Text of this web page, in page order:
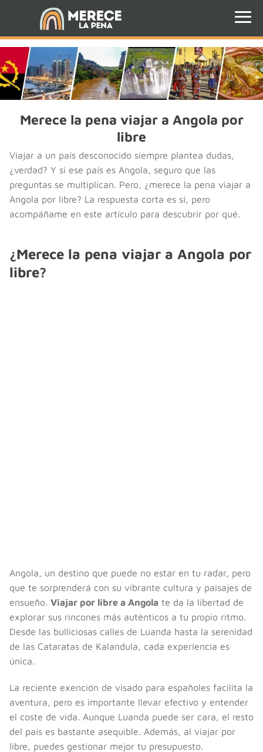
Merece la pena viajar a Angola por
libre
Viajar a un país desconocido siempre plantea dudas,
¿verdad? Y si ese país es Angola, seguro que las
preguntas se multiplican. Pero, ¿merece la pena viajar a
Angola por libre? La respuesta corta es sí, pero
acompáñame en este artículo para descubrir por qué.
¿Merece la pena viajar a Angola por
libre?
Angola, un destino que puede no estar en tu radar, pero
que te sorprenderá con su vibrante cultura y paisajes de
ensueño. Viajar por libre a Angola te da la libertad de
explorar sus rincones más auténticos a tu propio ritmo.
Desde las bulliciosas calles de Luanda hasta la serenidad
de las Cataratas de Kalandula, cada experiencia es
única.
La reciente exención de visado para españoles facilita la
aventura, pero es importante llevar efectivo y entender
el coste de vida. Aunque Luanda puede ser cara, el resto
del país es bastante asequible. Además, al viajar por
libre, puedes gestionar mejor tu presupuesto.